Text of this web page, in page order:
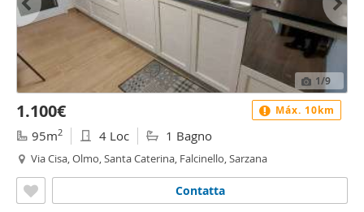
1/9
1.100€
95m2 4 Loc 1 Bagno
Via Cisa, Olmo, Santa Caterina, Falcinello, Sarzana
Contatta
Máx. 10km